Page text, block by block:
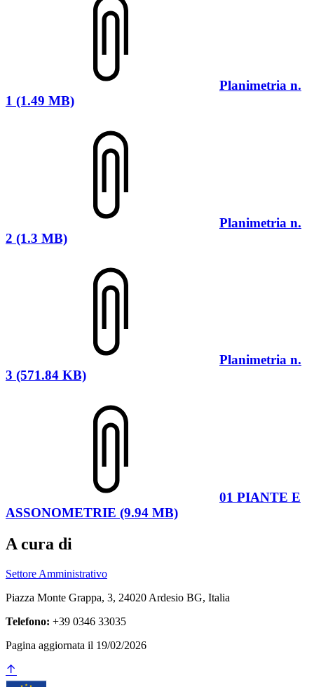
Planimetria n.
1 (1.49 MB)
Planimetria n.
2 (1.3 MB)
Planimetria n.
3 (571.84 KB)
01 PIANTE E
ASSONOMETRIE (9.94 MB)
A cura di
Settore Amministrativo
Piazza Monte Grappa, 3, 24020 Ardesio BG, Italia
Telefono: +39 0346 33035
Pagina aggiornata il 19/02/2026